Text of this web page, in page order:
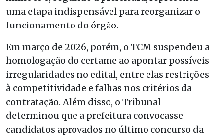
uma etapa indispensável para reorganizar o
funcionamento do órgão.
Em março de 2026, porém, o TCM suspendeu a
homologação do certame ao apontar possíveis
irregularidades no edital, entre elas restrições
à competitividade e falhas nos critérios da
contratação. Além disso, o Tribunal
determinou que a prefeitura convocasse
candidatos aprovados no último concurso da